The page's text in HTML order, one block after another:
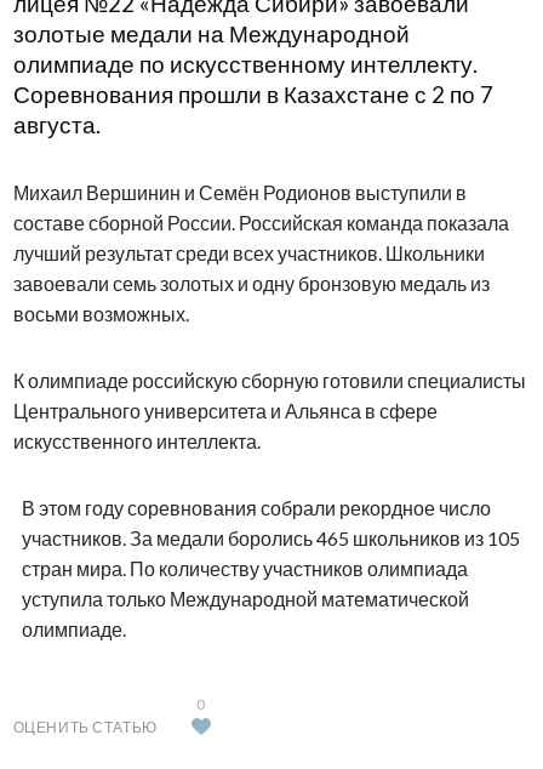
золотые медали на Международной
олимпиаде по искусственному интеллекту.
Соревнования прошли в Казахстане с 2 по 7
августа.
Михаил Вершинин и Семён Родионов выступили в
составе сборной России. Российская команда показала
лучший результат среди всех участников. Школьники
завоевали семь золотых и одну бронзовую медаль из
восьми возможных.
К олимпиаде российскую сборную готовили специалисты
Центрального университета и Альянса в сфере
искусственного интеллекта.
В этом году соревнования собрали рекордное число
участников. За медали боролись 465 школьников из 105
стран мира. По количеству участников олимпиада
уступила только Международной математической
олимпиаде.
ОЦЕНИТЬ СТАТЬЮ
0